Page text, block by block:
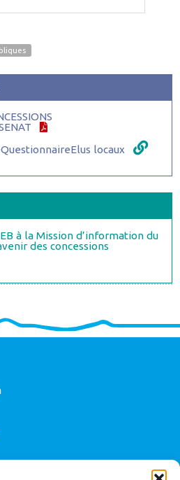
locaux
à la Mission d’information du
des concessions